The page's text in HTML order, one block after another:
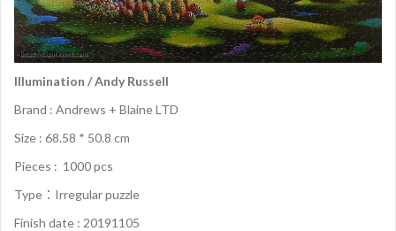
Illumination / Andy Russell
Brand : Andrews + Blaine LTD
Size : 68.58 * 50.8 cm
Pieces : 1000 pcs
Type：Irregular puzzle
Finish date : 20191105